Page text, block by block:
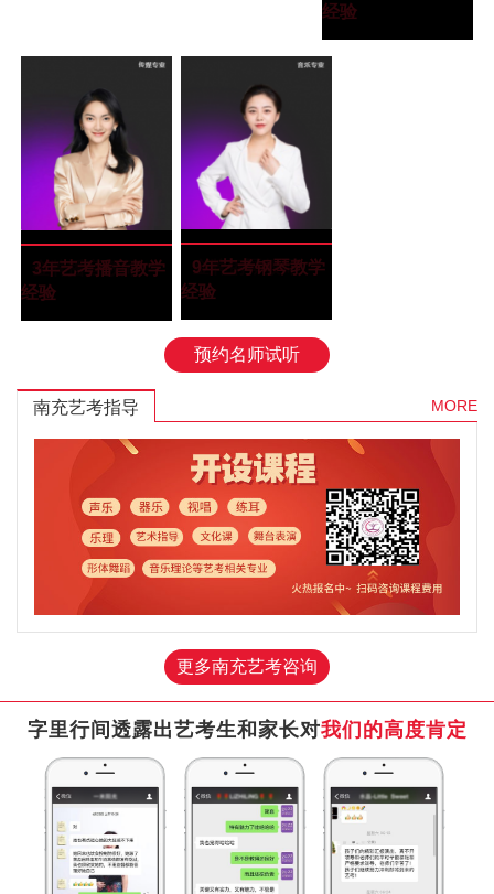
大学”
经验
向雪
向雪
“毕业于四川师范
大学”
金牌播音教师
3年艺考播音教学
经验
胡月
胡月
“毕业于四川音乐
学院”
金牌钢琴教师
9年艺考钢琴教学
经验
预约名师试听
南充艺考指导 MORE
更多南充艺考咨询
字里行间透露出艺考生和家长对我们的高度肯定